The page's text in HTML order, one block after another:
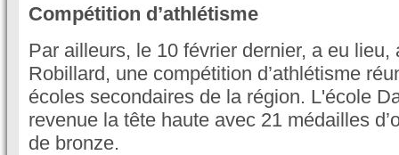
Compétition d’athlétisme
Par ailleurs, le 10 février dernier, a eu lieu,
Robillard, une compétition d’athlétisme
écoles secondaires de la région. L'école
revenue la tête haute avec 21 médailles
de bronze.